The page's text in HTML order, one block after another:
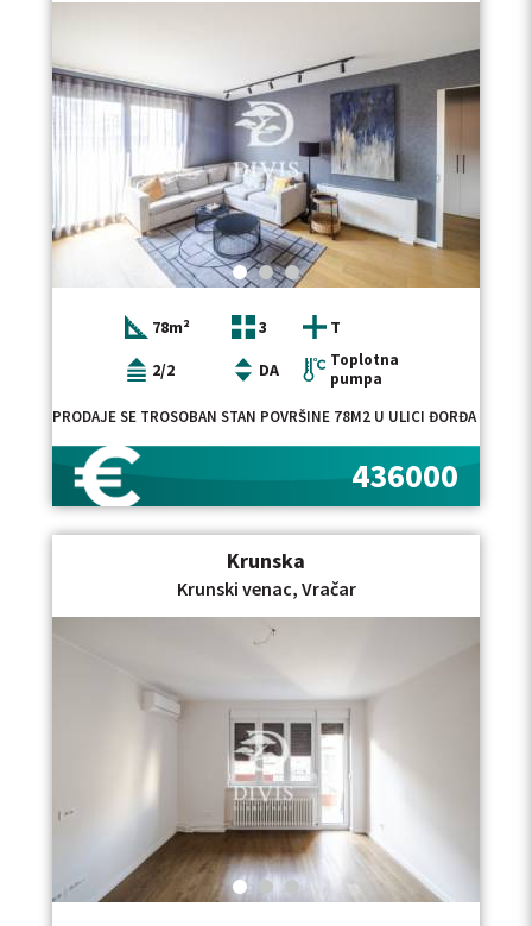
78m² 3
T
2/2
DA
Toplotna
pumpa
PRODAJE SE TROSOBAN STAN POVRŠINE 78M2 U ULICI ĐORĐA
436000
Krunska
Krunski venac, Vračar